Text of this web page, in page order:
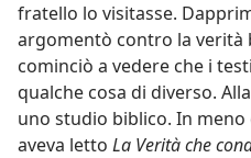
fratello lo visitasse.
argomentò contro la verità
cominciò a vedere che i
qualche cosa di diverso.
uno studio biblico. In meno
aveva letto La Verità che